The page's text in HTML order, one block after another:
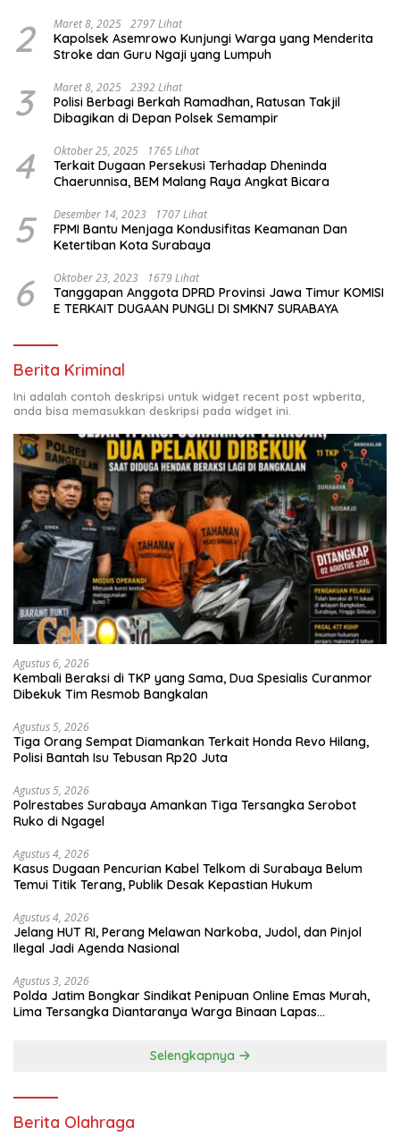
2 Maret 8, 2025 2797 Lihat
Kapolsek Asemrowo Kunjungi Warga yang Menderita
Stroke dan Guru Ngaji yang Lumpuh
3 Maret 8, 2025 2392 Lihat
Polisi Berbagi Berkah Ramadhan, Ratusan Takjil
Dibagikan di Depan Polsek Semampir
4 Oktober 25, 2025 1765 Lihat
Terkait Dugaan Persekusi Terhadap Dheninda
Chaerunnisa, BEM Malang Raya Angkat Bicara
5 Desember 14, 2023 1707 Lihat
FPMI Bantu Menjaga Kondusifitas Keamanan Dan
Ketertiban Kota Surabaya
6 Oktober 23, 2023 1679 Lihat
Tanggapan Anggota DPRD Provinsi Jawa Timur KOMISI
E TERKAIT DUGAAN PUNGLI DI SMKN7 SURABAYA
Berita Kriminal
Ini adalah contoh deskripsi untuk widget recent post wpberita,
anda bisa memasukkan deskripsi pada widget ini.
Agustus 6, 2026
Kembali Beraksi di TKP yang Sama, Dua Spesialis Curanmor
Dibekuk Tim Resmob Bangkalan
Agustus 5, 2026
Tiga Orang Sempat Diamankan Terkait Honda Revo Hilang,
Polisi Bantah Isu Tebusan Rp20 Juta
Agustus 5, 2026
Polrestabes Surabaya Amankan Tiga Tersangka Serobot
Ruko di Ngagel
Agustus 4, 2026
Kasus Dugaan Pencurian Kabel Telkom di Surabaya Belum
Temui Titik Terang, Publik Desak Kepastian Hukum
Agustus 4, 2026
Jelang HUT RI, Perang Melawan Narkoba, Judol, dan Pinjol
Ilegal Jadi Agenda Nasional
Agustus 3, 2026
Polda Jatim Bongkar Sindikat Penipuan Online Emas Murah,
Lima Tersangka Diantaranya Warga Binaan Lapas
Selengkapnya
Berita Olahraga